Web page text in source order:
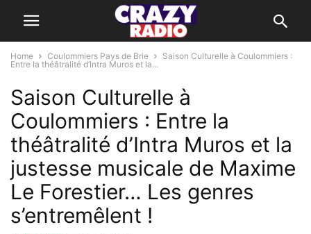
Home Coulommiers Pays de Brie
Saison Culturelle à Coulommiers :
Entre la théâtralité d’Intra Muros et la...
Saison Culturelle à
Coulommiers : Entre la
théâtralité d’Intra Muros et la
justesse musicale de Maxime
Le Forestier… Les genres
s’entremêlent !